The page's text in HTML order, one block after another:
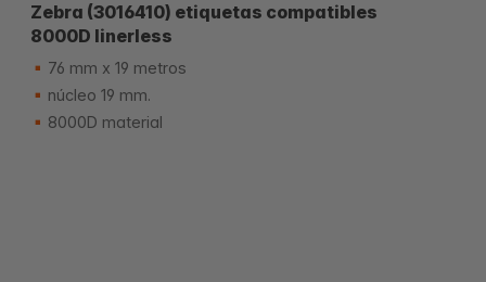
Zebra (3016410) etiquetas compatibles
8000D linerless
76 mm x 19 metros
núcleo 19 mm.
8000D material